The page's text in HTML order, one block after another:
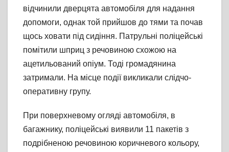
відчинили дверцята автомобіля для надання
допомоги, однак той прийшов до тями та почав
щось ховати під сидіння. Патрульні поліцейські
помітили шприц з речовиною схожою на
ацетильований опіум. Тоді громадянина
затримали. На місце події викликали слідчо-
оперативну групу.
При поверхневому огляді автомобіля, в
багажнику, поліцейські виявили 11 пакетів з
подрібненою речовиною коричневого кольору,